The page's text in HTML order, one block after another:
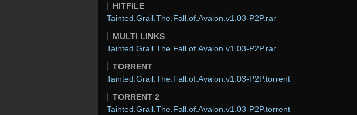
HITFILE
Tainted.Grail.The.Fall.of.Avalon.v1.03-P2P.rar
MULTI LINKS
Tainted.Grail.The.Fall.of.Avalon.v1.03-P2P.rar
TORRENT
Tainted.Grail.The.Fall.of.Avalon.v1.03-P2P.torrent
TORRENT 2
Tainted.Grail.The.Fall.of.Avalon.v1.03-P2P.torrent